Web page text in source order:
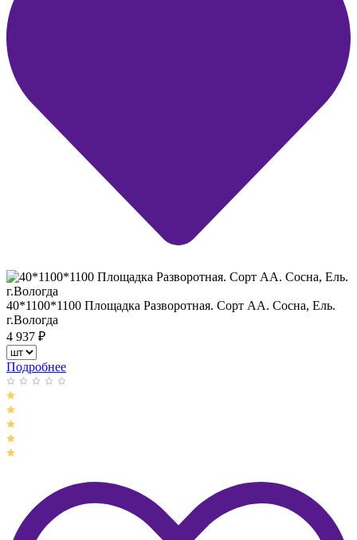
40*1100*1100 Площадка Разворотная. Сорт АА. Сосна, Ель.
г.Вологда
4 937 ₽
Подробнее